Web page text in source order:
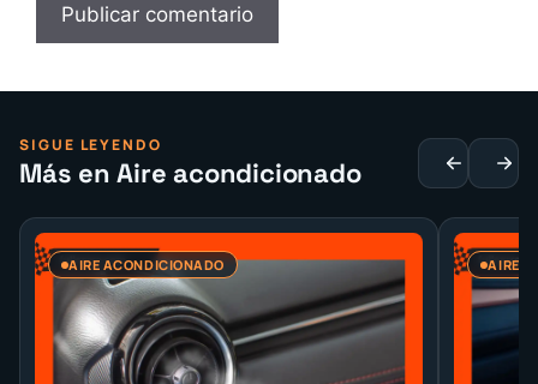
SIGUE LEYENDO
Más en Aire acondicionado
AIRE ACONDICIONADO AIRE